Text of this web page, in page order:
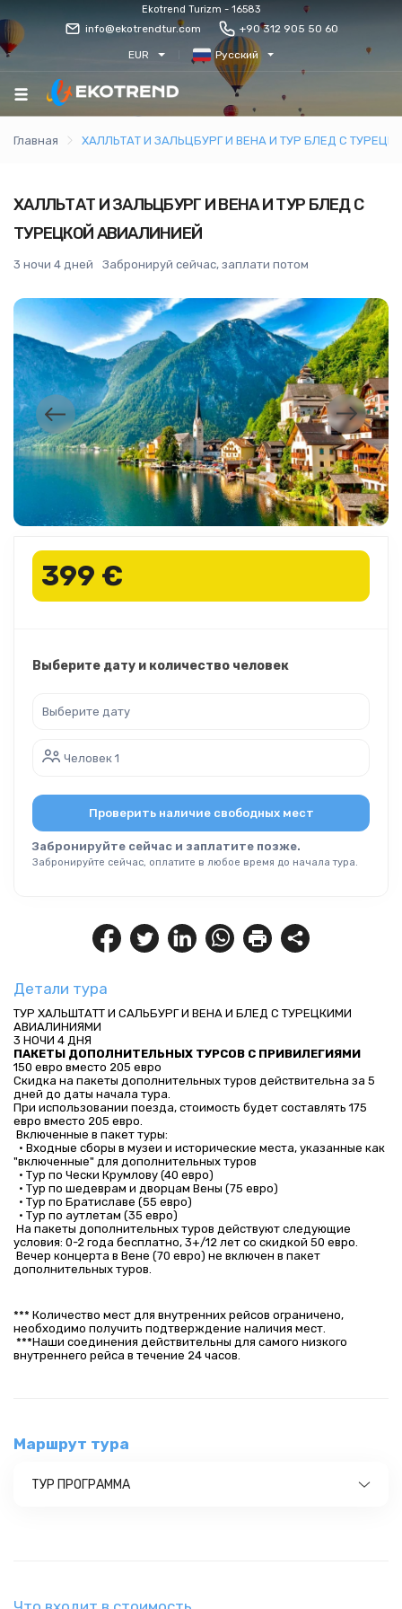
Ekotrend Turizm - 16583
info@ekotrendtur.com +90 312 905 50 60
EUR Русский
Главная ХАЛЛЬТАТ И ЗАЛЬЦБУРГ И ВЕНА И ТУР БЛЕД С
Детали тура
ТУР ХАЛЬШТАТТ И САЛЬБУРГ И ВЕНА И БЛЕД С ТУРЕЦКИМИ
АВИАЛИНИЯМИ
3 НОЧИ 4 ДНЯ
ПАКЕТЫ ДОПОЛНИТЕЛЬНЫХ ТУРСОВ С ПРИВИЛЕГИЯМИ
150 евро вместо 205 евро
Скидка на пакеты дополнительных туров действительна за 5
дней до даты начала тура.
При использовании поезда, стоимость будет составлять 175
евро вместо 205 евро.
Включенные в пакет туры:
• Входные сборы в музеи и исторические места, указанные как
"включенные" для дополнительных туров
• Тур по Чески Крумлову (40 евро)
• Тур по шедеврам и дворцам Вены (75 евро)
• Тур по Братиславе (55 евро)
• Тур по аутлетам (35 евро)
условия: 0-2 года бесплатно, 3+/12 лет со скидкой 50 евро.
дополнительных туров.
*** Количество мест для внутренних рейсов ограничено,
необходимо получить подтверждение наличия мест.
внутреннего рейса в течение 24 часов.
Маршрут тура
ТУР ПРОГРАММА
ХАЛЛЬТАТ И ЗАЛЬЦБУРГ И ВЕНА И ТУР БЛЕД С
ТУРЕЦКОЙ АВИАЛИНИЕЙ
3 ночи 4 дней Забронируй сейчас, заплати потом
399 €
Выберите дату и количество человек
Человек 1
Проверить наличие свободных мест
Забронируйте сейчас и заплатите позже.
Забронируйте сейчас, оплатите в любое время до начала тура.